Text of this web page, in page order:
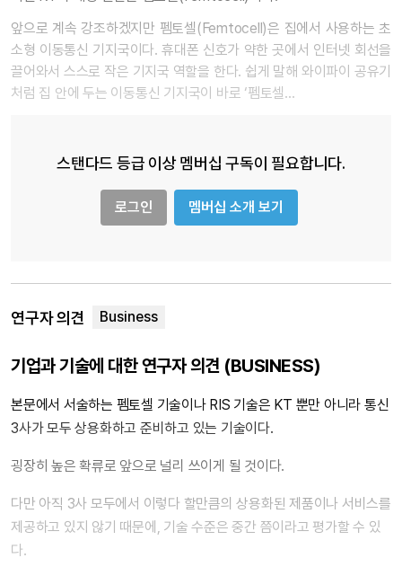
앞으로 계속 강조하겠지만 펨토셀(Femtocell)은 집에서 사용하는 초
소형 이동통신 기지국이다. 휴대폰 신호가 약한 곳에서 인터넷 회선을
끌어와서 스스로 작은 기지국 역할을 한다. 쉽게 말해 와이파이 공유기
처럼 집 안에 두는 이동통신 기지국이 바로 ‘펨토셀…
스탠다드 등급 이상 멤버십 구독이 필요합니다.
로그인 멤버십 소개 보기
연구자 의견
기업과 기술에 대한 연구자 의견 (BUSINESS)
본문에서 서술하는 펨토셀 기술이나 RIS 기술은 KT 뿐만 아니라 통신
3사가 모두 상용화하고 준비하고 있는 기술이다.
굉장히 높은 확류로 앞으로 널리 쓰이게 될 것이다.
다만 아직 3사 모두에서 이렇다 할만큼의 상용화된 제품이나 서비스를
제공하고 있지 않기 때문에, 기술 수준은 중간 쯤이라고 평가할 수 있
다.